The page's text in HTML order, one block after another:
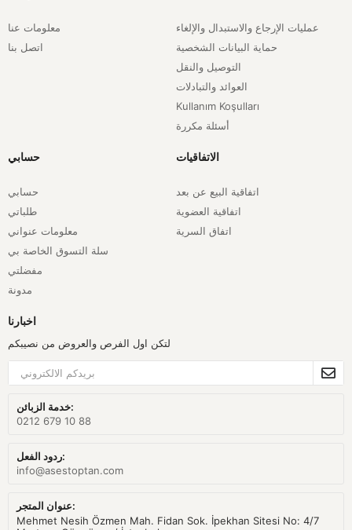
معلومات عنا
اتصل بنا
عمليات الإرجاع والاستبدال والإلغاء
حماية البيانات الشخصية
التوصيل والنقل
العوائد والتبادلات
Kullanım Koşulları
أسئلة مكررة
حسابي
حسابي
طلباتي
معلومات عنواني
سلة التسوق الخاصة بي
مفضلتي
مدونة
الاتفاقيات
اتفاقية البيع عن بعد
اتفاقية العضوية
اتفاق السرية
اخبارنا
لتكن اول الفرص والعروض من نصيبكم
خدمة الزبائن:
0212 679 10 88
ردود الفعل:
info@asestoptan.com
عنوان المتجر:
Mehmet Nesih Özmen Mah. Fidan Sok. İpekhan Sitesi No: 4/7